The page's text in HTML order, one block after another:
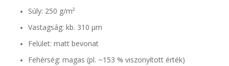
Súly: 250 g/m²
Vastagság: kb. 310 µm
Felület: matt bevonat
Fehérség: magas (pl. ~153 % viszonyított érték)